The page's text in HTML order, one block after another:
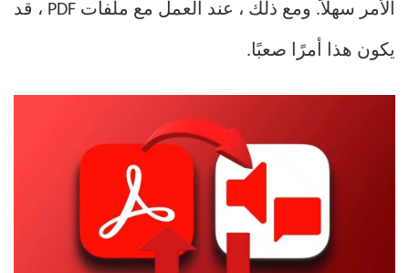
الأمر سهلاً. ومع ذلك ، عند العمل مع ملفات PDF ، قد
يكون هذا أمرًا صعبًا.